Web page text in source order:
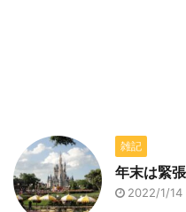
雑記
年末は緊
2022/1/14